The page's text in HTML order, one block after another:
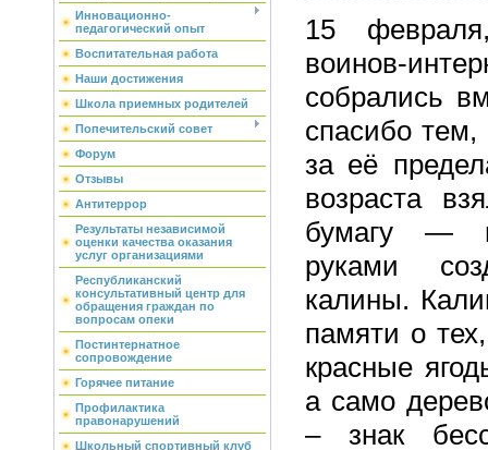
Инновационно-
педагогический опыт
Воспитательная работа
Наши достижения
Школа приемных родителей
Попечительский совет
Форум
Отзывы
Антитеррор
Результаты независимой
оценки качества оказания
услуг организациями
Республиканский
консультативный центр для
обращения граждан по
вопросам опеки
Постинтернатное
сопровождение
Горячее питание
Профилактика
правонарушений
Школьный спортивный клуб
15
воинов-
собрались
спасибо
за её
возраста
бумагу —
руками
калины.
памяти о
красные
а само
– знак